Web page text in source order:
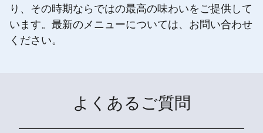
り、その時期ならではの最高の味わいをご提供して
います。最新のメニューについては、お問い合わせ
ください。
よくあるご質問